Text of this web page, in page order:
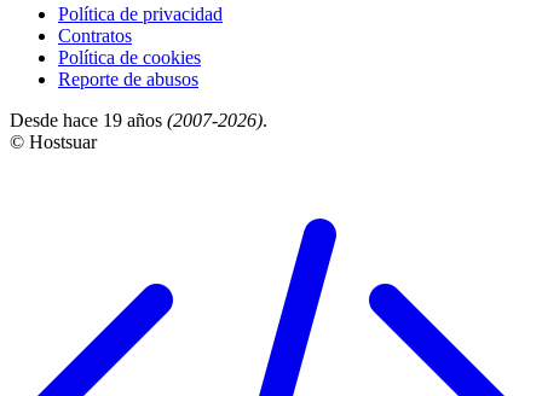
Política de privacidad
Contratos
Política de cookies
Reporte de abusos
Desde hace 19 años (2007-2026).
© Hostsuar